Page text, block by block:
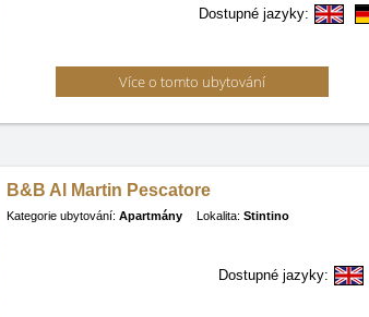
Dostupné jazyky:
Více o tomto ubytování
B&B Al Martin Pescatore
Kategorie ubytování: Apartmány Lokalita: Stintino
Dostupné jazyky: